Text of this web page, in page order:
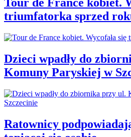
Tour de France kobiet.
triumfatorka sprzed
Dzieci wpadły do
Komuny Paryskiej w
Ratownicy